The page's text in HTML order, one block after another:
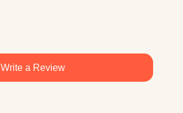
Write a Review